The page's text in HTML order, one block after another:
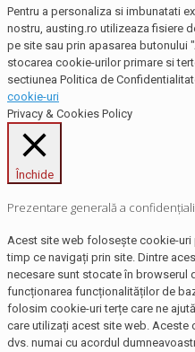
Pentru a personaliza si imbunatati
nostru, austing.ro utilizeaza fisiere
pe site sau prin apasarea butonului
stocarea cookie-urilor primare si
sectiunea Politica de
cookie-uri
Privacy & Cookies Policy
Închide
Prezentare generală a
Acest site web folosește cookie-uri
timp ce navigați prin site. Dintre
necesare sunt stocate în browserul
funcționarea funcționalităților de
folosim cookie-uri terțe care ne
care utilizați acest site web. Aceste
dvs. numai cu acordul